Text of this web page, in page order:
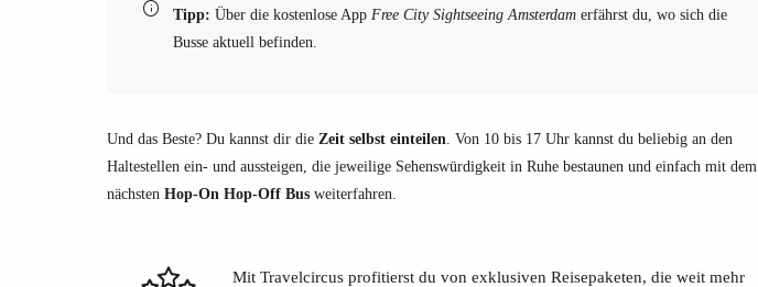
Tipp: Über die kostenlose App Free City Sightseeing Amsterdam erfährst du, wo sich die
Busse aktuell befinden.
Und das Beste? Du kannst dir die Zeit selbst einteilen. Von 10 bis 17 Uhr kannst du beliebig an den
Haltestellen ein- und aussteigen, die jeweilige Sehenswürdigkeit in Ruhe bestaunen und einfach mit dem
nächsten Hop-On Hop-Off Bus weiterfahren.
Mit Travelcircus profitierst du von exklusiven Reisepaketen, die weit mehr